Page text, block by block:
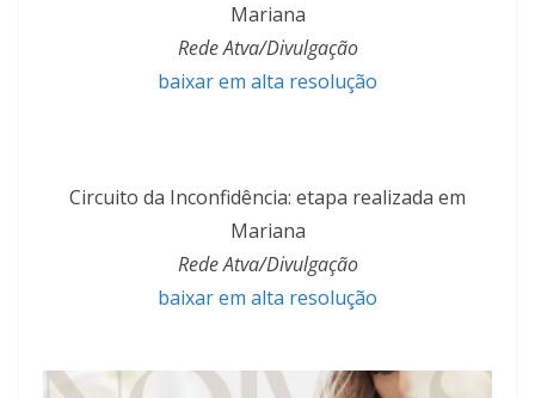
Mariana
Rede Atva/Divulgação
baixar em alta resolução
Circuito da Inconfidência: etapa realizada em
Mariana
Rede Atva/Divulgação
baixar em alta resolução